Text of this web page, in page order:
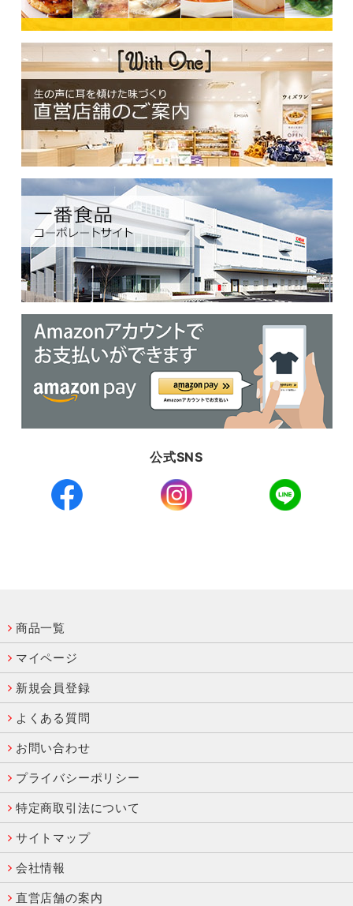
公式SNS
商品一覧
マイページ
新規会員登録
よくある質問
お問い合わせ
プライバシーポリシー
特定商取引法について
サイトマップ
会社情報
直営店舗の案内